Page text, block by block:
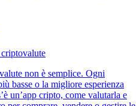
non è semplice. Ogni
basse o la migliore esperienza
un’app cripto, come valutarla e